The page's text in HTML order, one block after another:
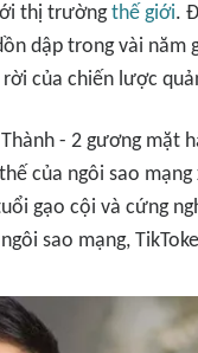
thị trườngthế giới.
dập trong vài năm
của chiến lược
- 2 gương mặt
của ngôi sao
gạo cội và cứng
sao mạng,